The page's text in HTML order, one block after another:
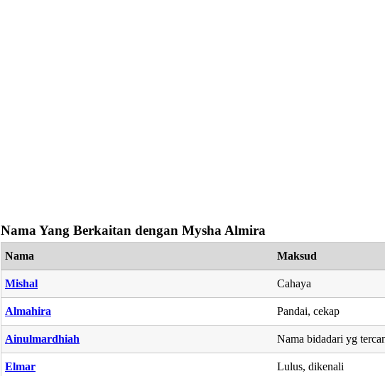
Nama Yang Berkaitan dengan Mysha Almira
Nama Maksud
Mishal Cahaya
Almahira Pandai, cekap
Ainulmardhiah Nama bidadari yg
Elmar Lulus, dikenali